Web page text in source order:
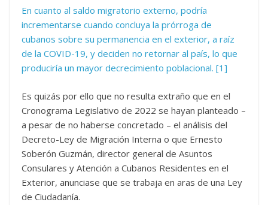
En cuanto al saldo migratorio externo, podría
incrementarse cuando concluya la prórroga de
cubanos sobre su permanencia en el exterior, a raíz
de la COVID-19, y deciden no retornar al país, lo que
produciría un mayor decrecimiento poblacional. [1]
Es quizás por ello que no resulta extraño que en el
Cronograma Legislativo de 2022 se hayan planteado –
a pesar de no haberse concretado – el análisis del
Decreto-Ley de Migración Interna o que Ernesto
Soberón Guzmán, director general de Asuntos
Consulares y Atención a Cubanos Residentes en el
Exterior, anunciase que se trabaja en aras de una Ley
de Ciudadanía.